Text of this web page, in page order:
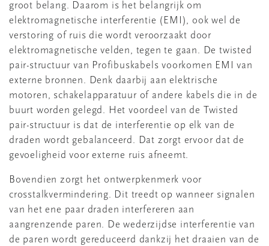
groot belang. Daarom is het belangrijk om
elektromagnetische interferentie (EMI), ook wel de
verstoring of ruis die wordt veroorzaakt door
elektromagnetische velden, tegen te gaan. De twisted
pair-structuur van Profibuskabels voorkomen EMI van
externe bronnen. Denk daarbij aan elektrische
motoren, schakelapparatuur of andere kabels die in de
buurt worden gelegd. Het voordeel van de Twisted
pair-structuur is dat de interferentie op elk van de
draden wordt gebalanceerd. Dat zorgt ervoor dat de
gevoeligheid voor externe ruis afneemt.
Bovendien zorgt het ontwerpkenmerk voor
crosstalkvermindering. Dit treedt op wanneer signalen
van het ene paar draden interfereren aan
aangrenzende paren. De wederzijdse interferentie van
de paren wordt gereduceerd dankzij het draaien van de